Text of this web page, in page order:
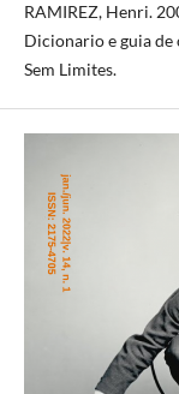
RAMIREZ, Henri.
Dicionario e guia de
Sem Limites.